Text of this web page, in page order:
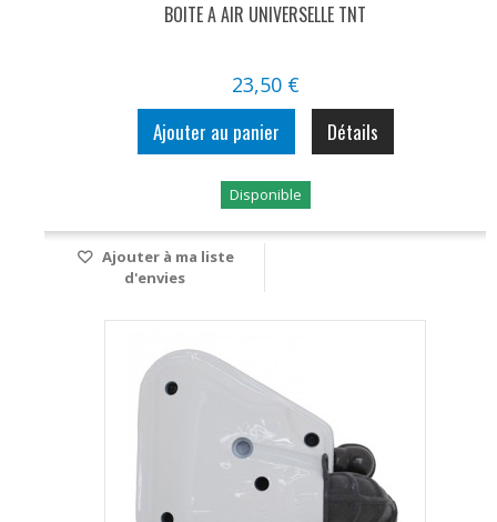
BOITE A AIR UNIVERSELLE TNT
23,50 €
Ajouter au panier Détails
Disponible
Ajouter à ma liste
d'envies